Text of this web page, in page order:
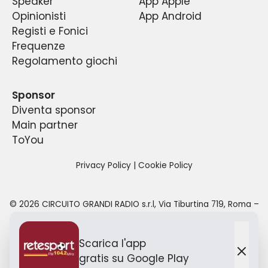
Opinionisti
Registi e Fonici
Frequenze
Regolamento giochi
App Android
Sponsor
Diventa sponsor
Main partner
ToYou
Privacy Policy| Cookie Policy
© 2026 CIRCUITO GRANDI RADIO s.r.l, Via Tiburtina 719, Roma –
00159- P. IVA e C.F.
Designed with by TO
Scarica l'app
gratis su Google Play